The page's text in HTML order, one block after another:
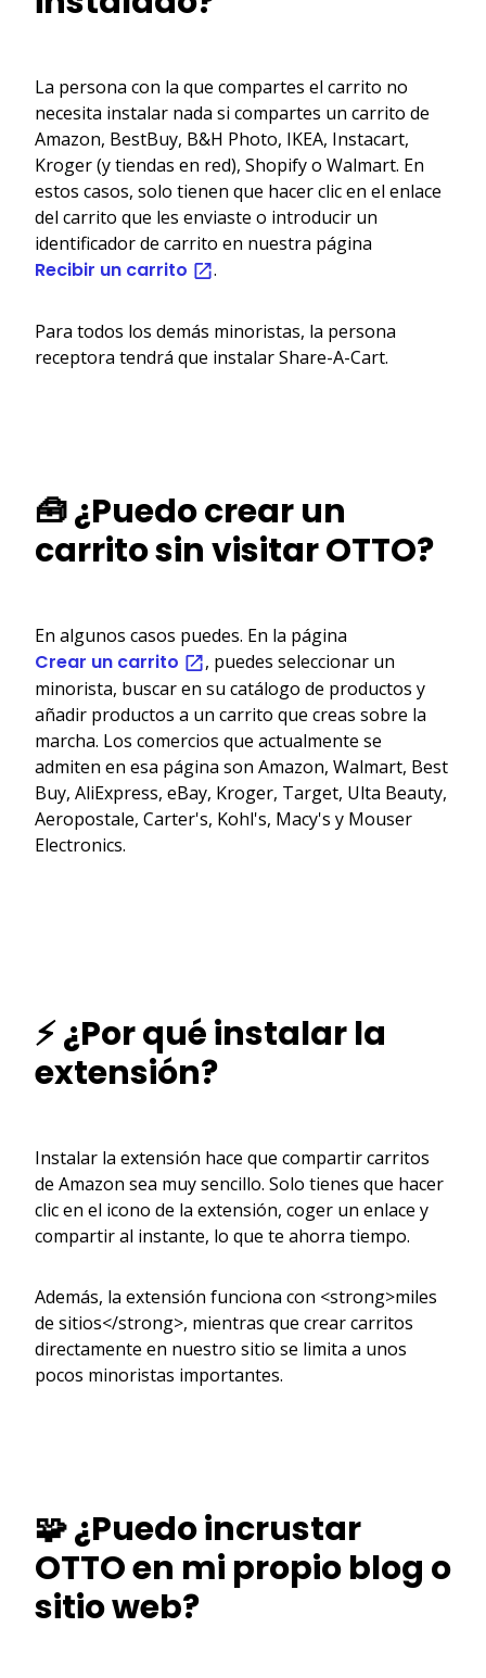
La persona con la que compartes el carrito no
necesita instalar nada si compartes un carrito de
Amazon, BestBuy, B&H Photo, IKEA, Instacart,
Kroger (y tiendas en red), Shopify o Walmart. En
estos casos, solo tienen que hacer clic en el enlace
del carrito que les enviaste o introducir un
identificador de carrito en nuestra página
Recibir un carrito .
Para todos los demás minoristas, la persona
receptora tendrá que instalar Share-A-Cart.
🧰 ¿Puedo crear un
carrito sin visitar OTTO?
En algunos casos puedes. En la página
Crear un carrito
, puedes seleccionar un
minorista, buscar en su catálogo de productos y
añadir productos a un carrito que creas sobre la
marcha. Los comercios que actualmente se
admiten en esa página son Amazon, Walmart, Best
Buy, AliExpress, eBay, Kroger, Target, Ulta Beauty,
Aeropostale, Carter's, Kohl's, Macy's y Mouser
Electronics.
⚡ ¿Por qué instalar la
extensión?
Instalar la extensión hace que compartir carritos
de Amazon sea muy sencillo. Solo tienes que hacer
clic en el icono de la extensión, coger un enlace y
compartir al instante, lo que te ahorra tiempo.
Además, la extensión funciona con <strong>miles
de sitios</strong>, mientras que crear carritos
directamente en nuestro sitio se limita a unos
pocos minoristas importantes.
🧩 ¿Puedo incrustar
OTTO en mi propio blog o
sitio web?